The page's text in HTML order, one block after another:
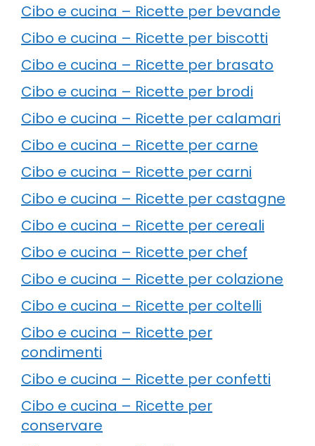
Cibo e cucina – Ricette per bevande
Cibo e cucina – Ricette per biscotti
Cibo e cucina – Ricette per brasato
Cibo e cucina – Ricette per brodi
Cibo e cucina – Ricette per calamari
Cibo e cucina – Ricette per carne
Cibo e cucina – Ricette per carni
Cibo e cucina – Ricette per castagne
Cibo e cucina – Ricette per cereali
Cibo e cucina – Ricette per chef
Cibo e cucina – Ricette per colazione
Cibo e cucina – Ricette per coltelli
Cibo e cucina – Ricette per
condimenti
Cibo e cucina – Ricette per confetti
Cibo e cucina – Ricette per
conservare